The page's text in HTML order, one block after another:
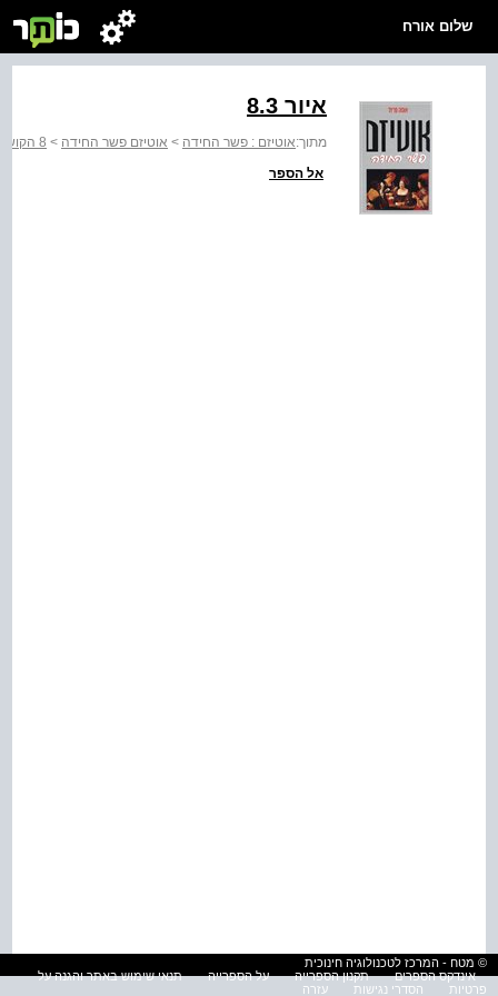
שלום אורח
איור ‭8.3‬
מתוך:אוטיזם : פשר החידה > אוטיזם פשר החידה > 8 הקושי שבדיבור עם הזולת
אל הספר
© מטח - המרכז לטכנולוגיה חינוכית
אינדקס הספרים
תקנון הספרייה על הספרייה
תנאי שימוש באתר והגנה על
פרטיות
הסדרי נגישות עזרה